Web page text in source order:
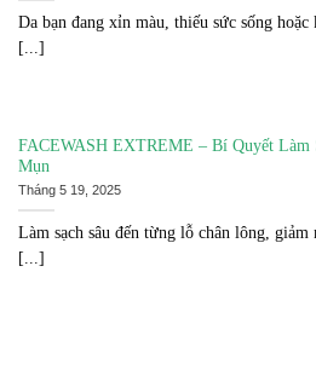
Da bạn đang xỉn màu, thiếu sức sống
[...]
FACEWASH EXTREME – Bí Quyết
Mụn
Tháng 5 19, 2025
Làm sạch sâu đến từng lỗ chân lông,
[...]